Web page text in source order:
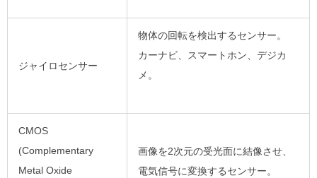
ジャイロセンサー
物体の回転を検出するセンサー。
カーナビ、スマートホン、デジカ
メ。
CMOS
(Complementary
Metal Oxide
画像を2次元の受光面に結像させ、
電気信号に変換するセンサー。